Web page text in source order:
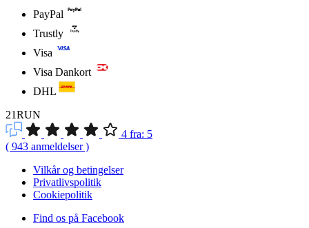
PayPal
Trustly
Visa
Visa Dankort
DHL
21RUN
4 fra: 5
( 943 anmeldelser)
Vilkår og betingelser
Privatlivspolitik
Cookiepolitik
Find os på Facebook